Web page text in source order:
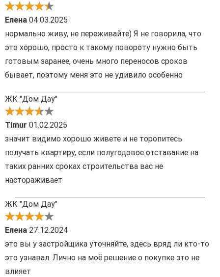
Елена 04.03.2025
нормально живу, не переживайте) Я не говорила, что
это хорошо, просто к такому повороту нужно быть
готовым заранее, очень много переносов сроков
бывает, поэтому меня это не удивило особенно
ЖК "Дом Дау"
Timur 01.02.2025
значит видимо хорошо живете и не торопитесь
получать квартиру, если полугодовое отставание на
таких ранних сроках строительства вас не
настораживает
ЖК "Дом Дау"
Елена 27.12.2024
это вы у застройщика уточняйте, здесь вряд ли кто-то
это узнавал. Лично на моё решение о покупке это не
влияет